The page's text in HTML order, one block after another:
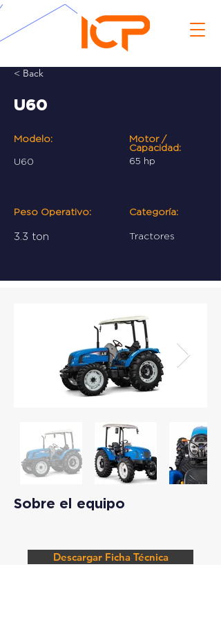
< Back
U60
Modelo:
U60
Motor /
Capacidad:
65 hp
Peso Operativo:
3.3 ton
Categoría:
Tractores
Sobre el equipo
Descargar Ficha Técnica